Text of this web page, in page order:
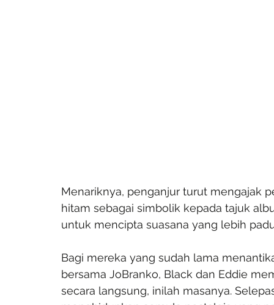
Menariknya, penganjur turut mengajak
hitam sebagai simbolik kepada tajuk
untuk mencipta suasana yang lebih
Bagi mereka yang sudah lama
bersama JoBranko, Black dan Eddie
secara langsung, inilah masanya.